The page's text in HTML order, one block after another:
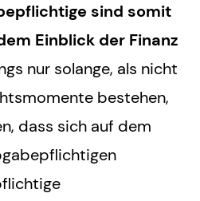
sind somit
Einblick der Finanz
nur solange, als nicht
bestehen,
dass sich auf dem